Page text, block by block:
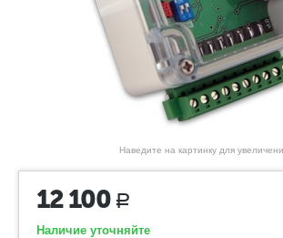
Наведите на картинку для
12 100 Р
Наличие уточняйте